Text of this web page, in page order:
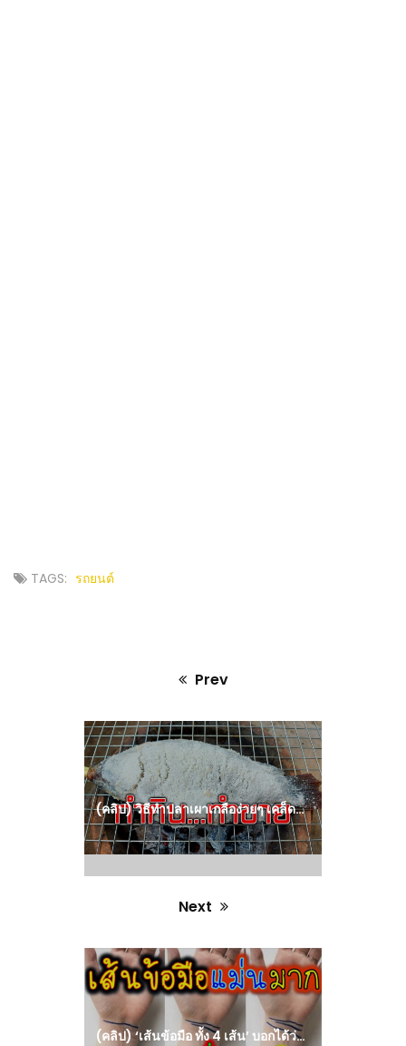
TAGS: รถยนต์
Prev
Previous
post:
(คลิป) วิธีทำปลาเผาเกลือง่ายๆ เคล็ดลับทาเกลือให้ติดตัวปลาเหมือนร้านปลาเผา : วีดีโอ เกษตร
Next
Next
post:
(คลิป) ‘เส้นข้อมือ ทั้ง 4 เส้น’ บอกได้ว่า ชะตาชีวิต อายุ ยืนยาว อย่างไร แม่นมาก เช็คเองได้ Horoscope Wrist : วีดีโอ เกษตร